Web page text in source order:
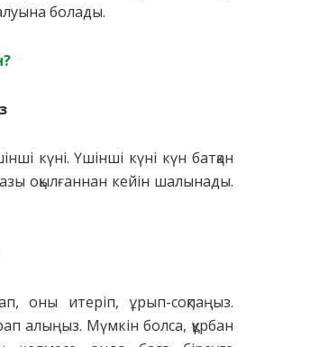
болады.
күні. Үшінші күні күн батқан
оқылғаннан кейін шалынады.
оны итеріп, ұрып-соқпаңыз.
алыңыз. Мүмкін болса, құрбан